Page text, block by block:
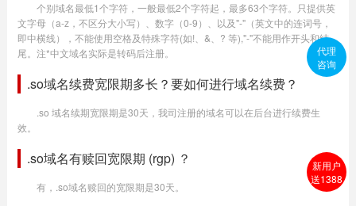
个别域名最低1个字符，一般最低2个字符起，最多63个字符。只提供英
文字母（a-z，不区分大小写）、数字（0-9）、以及"-"（英文中的连词号，
即中横线），不能使用空格及特殊字符(如!、&、? 等),"-"不能用作开头和结
尾。注*中文域名实际是转码后注册。
.so域名续费宽限期多长？要如何进行域名续费？
.so 域名续期宽限期是30天，我司注册的域名可以在后台进行续费生
效。
.so域名有赎回宽限期 (rgp) ？
有，.so域名赎回的宽限期是30天。
代理
咨询
新用户
送1388